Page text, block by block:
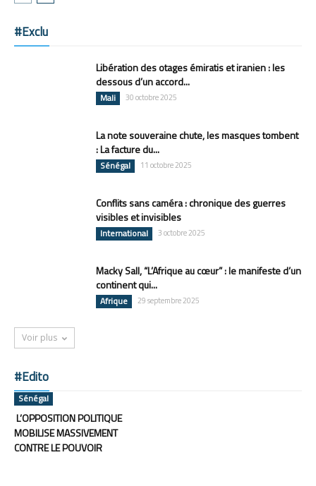
#Exclu
Libération des otages émiratis et iranien : les
dessous d’un accord...
Mali 30 octobre 2025
La note souveraine chute, les masques tombent
: La facture du...
Sénégal 11 octobre 2025
Conflits sans caméra : chronique des guerres
visibles et invisibles
International 3 octobre 2025
Macky Sall, “L’Afrique au cœur” : le manifeste d’un
continent qui...
Afrique 29 septembre 2025
Voir plus
#Edito
Sénégal
L’OPPOSITION POLITIQUE
MOBILISE MASSIVEMENT
CONTRE LE POUVOIR